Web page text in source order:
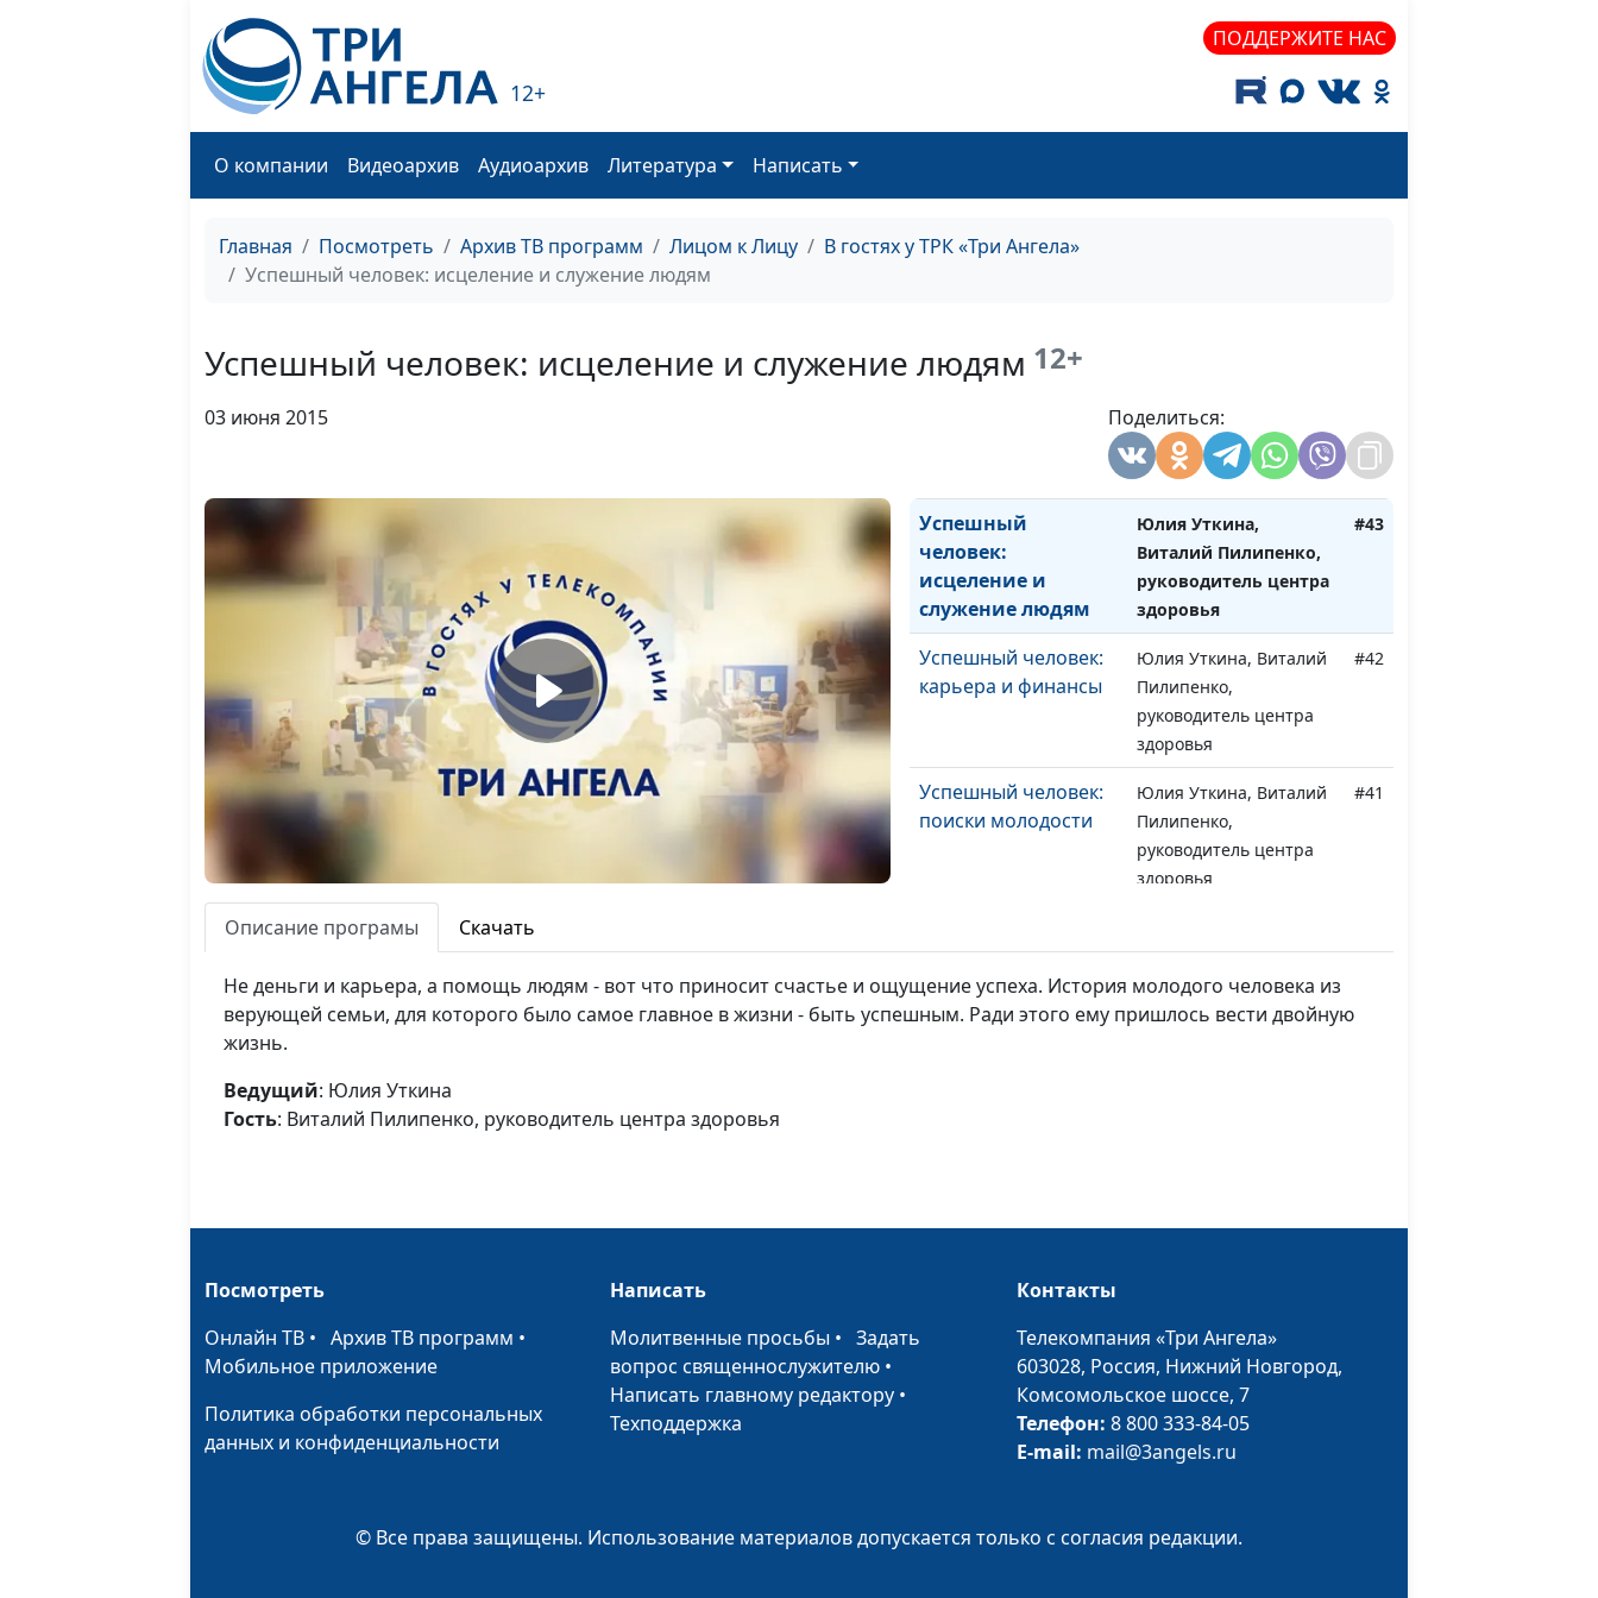
12+
ПОДДЕРЖИТЕ НАС
О компании Видеоархив Аудиоархив Литература Написать
Главная Посмотреть Архив ТВ программ Лицом к Лицу
В гостях у ТРК «Три Ангела»
Успешный человек: исцеление и служение людям
Успешный человек: исцеление и служение людям 12+
03 июня 2015 Поделиться:
Юлия Уткина, Елена
Сало, солистка
Национального
оперы и балета
#45
Большого театра
оперы и балета
республики Беларусь
Успешный
человек:
исцеление и
служение людям
Юлия Уткина,
Виталий Пилипенко,
руководитель центра
здоровья
#43
Успешный человек:
карьера и финансы
Юлия Уткина, Виталий
Пилипенко,
руководитель центра
здоровья
#42
Успешный человек:
поиски молодости
Юлия Уткина, Виталий
Пилипенко,
руководитель центра
здоровья
#41
людей
Малова, автор и
исполнитель
христианских песен
Книги могут быть
Ирина Смирнова, Анна
издательства
«Источник жизни»
#37
«Источник жизни»
Юлия Уткина, Леонтий
Прокофьевич Гунько,
«Источник жизни»
Описание програмы Скачать
Не деньги и карьера, а помощь людям - вот что приносит счастье и ощущение успеха. История молодого человека из
верующей семьи, для которого было самое главное в жизни - быть успешным. Ради этого ему пришлось вести двойную
жизнь.
Ведущий: Юлия Уткина
Гость: Виталий Пилипенко, руководитель центра здоровья
Посмотреть
Онлайн ТВ • Архив ТВ программ •
Мобильное приложение
Политика обработки персональных
данных и конфиденциальности
Написать
Молитвенные просьбы •Задать
вопрос священнослужителю •
Написать главному редактору •
Техподдержка
Контакты
Телекомпания «Три Ангела»
603028, Россия, Нижний Новгород,
Комсомольское шоссе, 7
Телефон: 8 800 333-84-05
E-mail: mail@3angels.ru
© Все права защищены. Использование материалов допускается только с согласия редакции.